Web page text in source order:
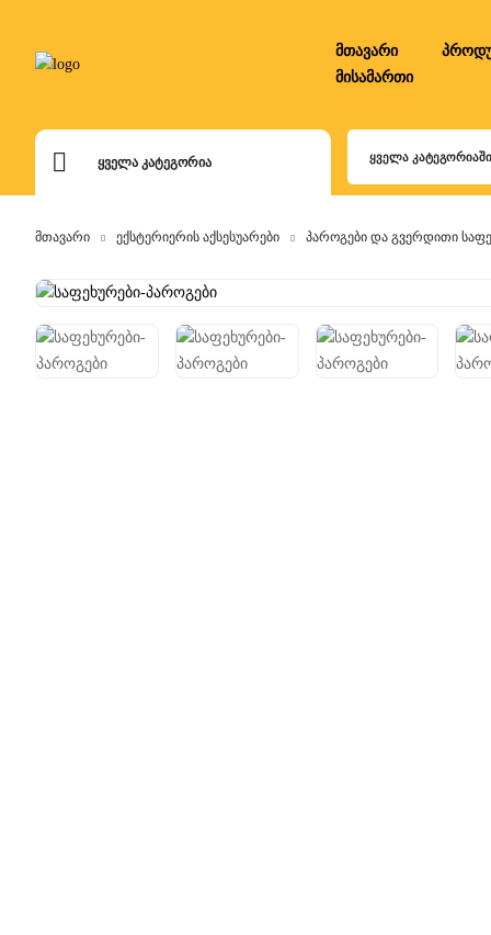
მთავარი
მისამართი
ᲧᲕᲔᲚᲐ ᲙᲐᲢᲔᲒᲝᲠᲘᲐᲨᲘ
ᲧᲕᲔᲚᲐ ᲙᲐᲢᲔᲒᲝᲠᲘᲐ
მთავარი ექსტერიერის აქსესუარები პაროგები და გვერდითი